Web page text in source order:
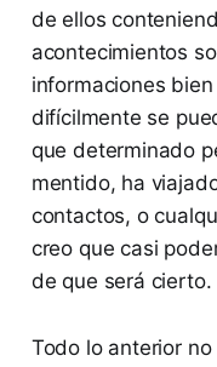
de ellos
acontecimientos
informaciones
difícilmente se
que determinado
mentido, ha
contactos, o
creo que casi
de que será cierto.
Todo lo anterior